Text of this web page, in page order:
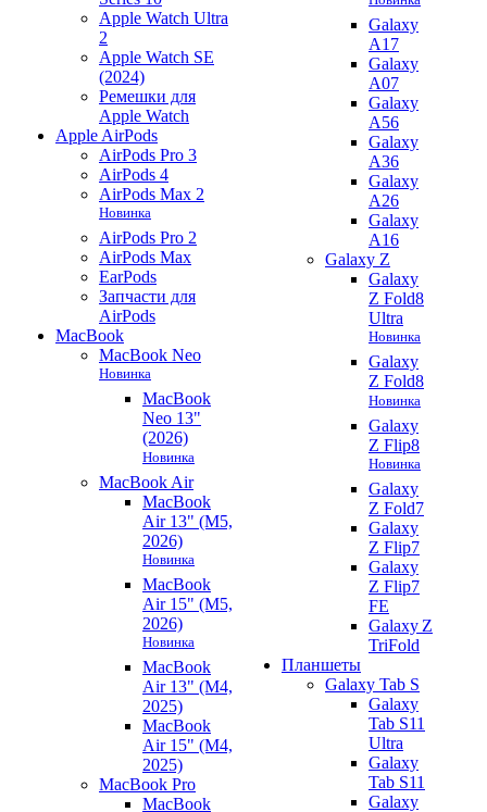
Apple Watch Ultra
2
Apple Watch SE
(2024)
Ремешки для
Apple Watch
Apple AirPods
AirPods Pro 3
AirPods 4
AirPods Max 2
Новинка
AirPods Pro 2
AirPods Max
EarPods
Запчасти для
AirPods
MacBook
MacBook Neo
Новинка
MacBook
Neo 13"
(2026)
Новинка
MacBook Air
MacBook
Air 13" (M5,
2026)
Новинка
MacBook
Air 15" (M5,
2026)
Новинка
MacBook
Air 13" (M4,
2025)
MacBook
Air 15" (M4,
2025)
MacBook Pro
MacBook
Galaxy
A17
Galaxy
A07
Galaxy
A56
Galaxy
A36
Galaxy
A26
Galaxy
A16
Galaxy Z
Galaxy
Z Fold8
Ultra
Новинка
Galaxy
Z Fold8
Новинка
Galaxy
Z Flip8
Новинка
Galaxy
Z Fold7
Galaxy
Z Flip7
Galaxy
Z Flip7
FE
Galaxy Z
TriFold
Планшеты
Galaxy Tab S
Galaxy
Tab S11
Ultra
Galaxy
Tab S11
Galaxy